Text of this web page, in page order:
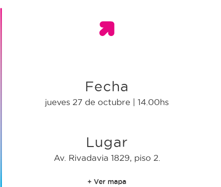
Fecha
jueves 27 de octubre | 14.00hs
Lugar
Av. Rivadavia 1829, piso 2.
+ Ver mapa